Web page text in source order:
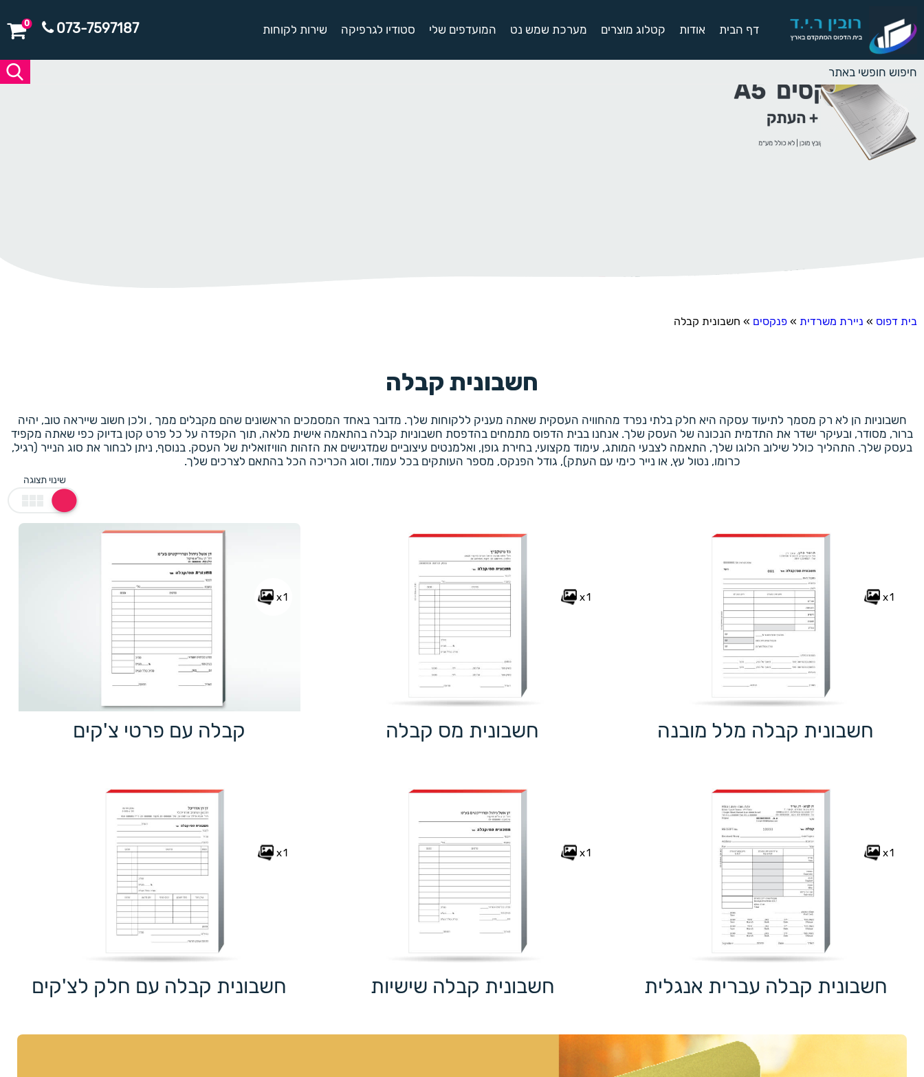
דף הבית אודות קטלוג מוצרים מערכת שמש נט המועדפים שלי סטודיו לגרפיקה שירות לקוחות 073-7597187
0
בית דפוס » ניירת משרדית » פנקסים » חשבונית קבלה
חשבונית קבלה
חשבוניות הן לא רק מסמך לתיעוד עסקה היא חלק בלתי נפרד מהחוויה העסקית שאתה מעניק ללקוחות שלך. מדובר באחד המסמכים הראשונים שהם מקבלים ממך , ולכן חשוב שייראה טוב, יהיה
ברור, מסודר, ובעיקר ישדר את התדמית הנכונה של העסק שלך. אנחנו בבית הדפוס מתמחים בהדפסת חשבוניות קבלה בהתאמה אישית מלאה, תוך הקפדה על כל פרט קטן בדיוק כפי שאתה מקפיד
בעסק שלך. התהליך כולל שילוב הלוגו שלך, התאמה לצבעי המותג, עימוד מקצועי, בחירת גופן, ואלמנטים עיצוביים שמדגישים את הזהות הוויזואלית של העסק. בנוסף, ניתן לבחור את סוג הנייר (רגיל,
כרומו, נטול עץ, או נייר כימי עם העתק), גודל הפנקס, מספר העותקים בכל עמוד, וסוג הכריכה הכל בהתאם לצרכים שלך.
שינוי תצוגה
x1
חשבונית קבלה מלל מובנה
x1
חשבונית מס קבלה
x1
קבלה עם פרטי צ'קים
x1
חשבונית קבלה עברית אנגלית
x1
חשבונית קבלה שישיות
x1
חשבונית קבלה עם חלק לצ'קים